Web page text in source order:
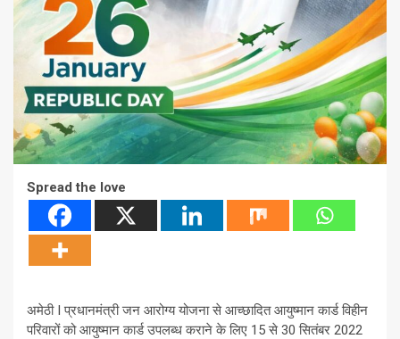
Spread the love
अमेठी I प्रधानमंत्री जन आरोग्य योजना से आच्छादित आयुष्मान कार्ड विहीन
परिवारों को आयुष्मान कार्ड उपलब्ध कराने के लिए 15 से 30 सितंबर 2022